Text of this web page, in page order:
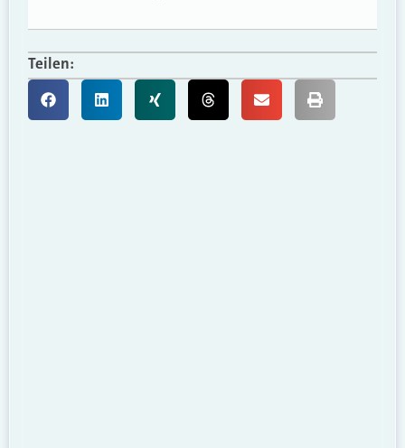
Teilen: